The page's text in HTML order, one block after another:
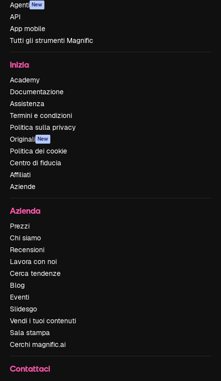
Agenti New
API
App mobile
Tutti gli strumenti Magnific
Inizia
Academy
Documentazione
Assistenza
Termini e condizioni
Politica sulla privacy
Originali New
Politica dei cookie
Centro di fiducia
Affiliati
Aziende
Azienda
Prezzi
Chi siamo
Recensioni
Lavora con noi
Cerca tendenze
Blog
Eventi
Slidesgo
Vendi i tuoi contenuti
Sala stampa
Cerchi magnific.ai
Contattaci